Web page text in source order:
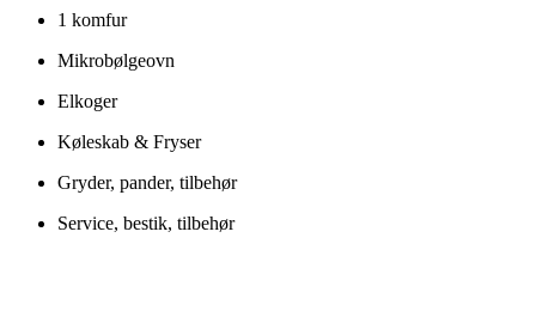
1 komfur
Mikrobølgeovn
Elkoger
Køleskab & Fryser
Gryder, pander, tilbehør
Service, bestik, tilbehør